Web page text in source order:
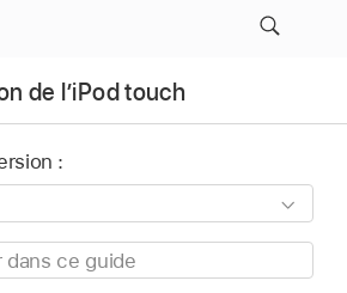
de l’iPod touch
: